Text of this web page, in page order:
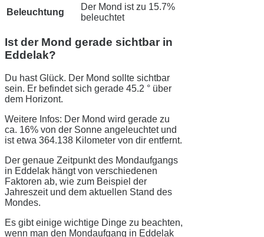
Beleuchtung
Der Mond ist zu 15.7%
beleuchtet
Ist der Mond gerade sichtbar in
Eddelak?
Du hast Glück. Der Mond sollte sichtbar
sein. Er befindet sich gerade 45.2 ° über
dem Horizont.
Weitere Infos: Der Mond wird gerade zu
ca. 16% von der Sonne angeleuchtet und
ist etwa 364.138 Kilometer von dir entfernt.
Der genaue Zeitpunkt des Mondaufgangs
in Eddelak hängt von verschiedenen
Faktoren ab, wie zum Beispiel der
Jahreszeit und dem aktuellen Stand des
Mondes.
Es gibt einige wichtige Dinge zu beachten,
wenn man den Mondaufgang in Eddelak